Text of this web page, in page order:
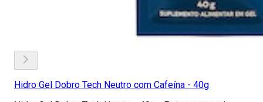
Hidro Gel Dobro Tech Neutro com Cafeína - 40g